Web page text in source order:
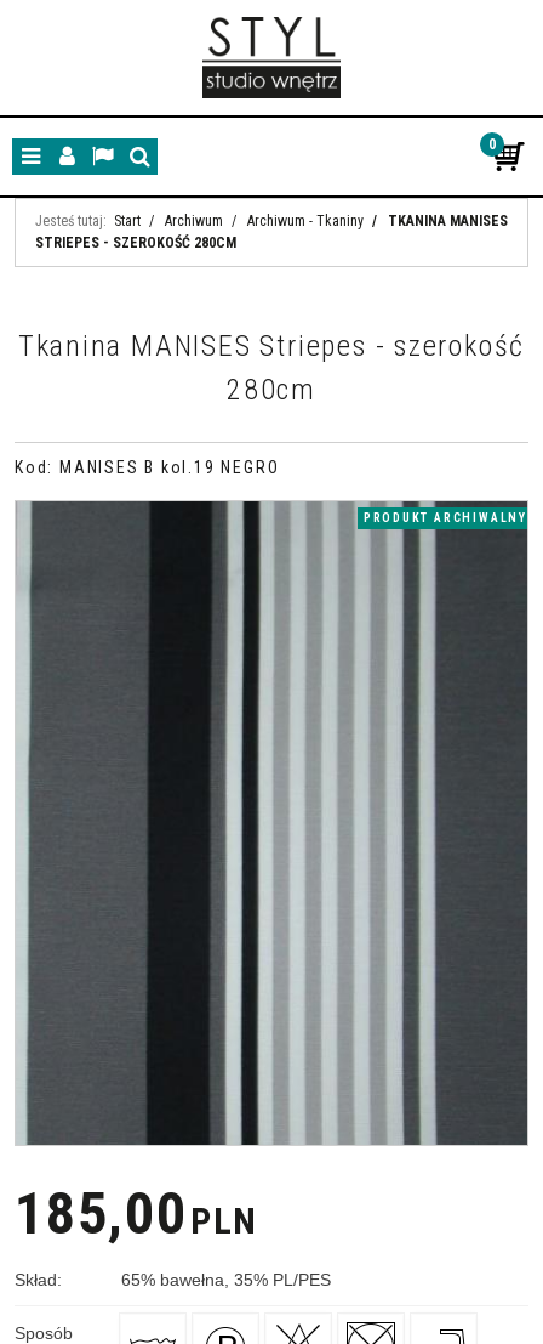
MenuPanelLangSzukaj
0
Jesteś tutaj: Start / Archiwum / Archiwum - Tkaniny /
TKANINA MANISES
STRIEPES - SZEROKOŚĆ 280CM
Tkanina MANISES Striepes - szerokość
280cm
Kod : MANISES B kol.19 NEGRO
PRODUKT ARCHIWALNY
185,00 PLN
Skład: 65% bawełna, 35% PL/PES
Sposób